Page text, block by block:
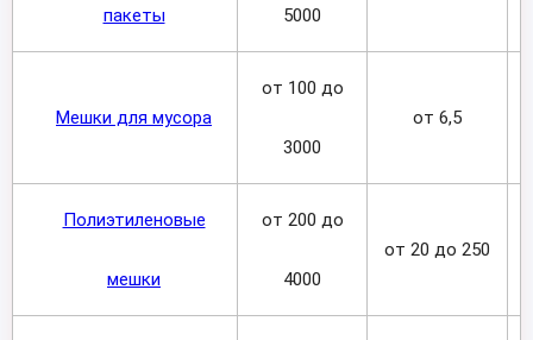
пакеты 5000
Мешки для мусора
от 100 до
3000
от 6,5
Полиэтиленовые
мешки
от 200 до
4000
от 20 до 250